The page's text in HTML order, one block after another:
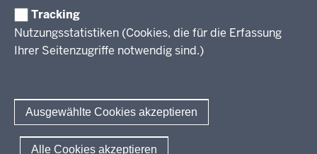
Tracking
Nutzungsstatistiken (Cookies, die für die Erfassung
Ihrer Seitenzugriffe notwendig sind.)
Ausgewählte Cookies akzeptieren
Alle Cookies akzeptieren
Erwachsenenbildung
Wir über uns
Berichtswesen Weiterbildung
ElternMitWirkung NRW
KI:EB
Amtsblattabonnieren
© 2026 QUA-LiS